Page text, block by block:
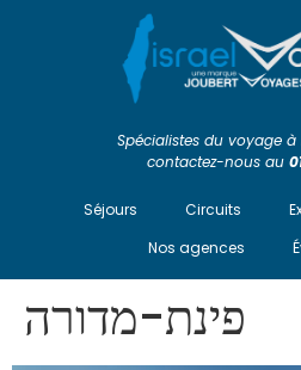
Spécialistes du voyage
contactez-nous au
Séjours Circuits
Nos agences
פינת-מדורה